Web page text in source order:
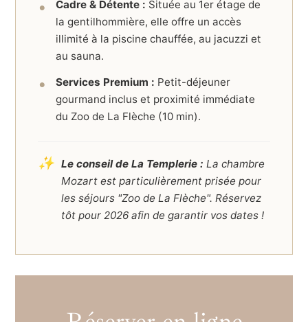
Cadre & Détente : Située au 1er étage de
la gentilhommière, elle offre un accès
illimité à la piscine chauffée, au jacuzzi et
au sauna.
Services Premium : Petit-déjeuner
gourmand inclus et proximité immédiate
du Zoo de La Flèche (10 min).
✨ Le conseil de La Templerie : La chambre
Mozart est particulièrement prisée pour
les séjours "Zoo de La Flèche". Réservez
tôt pour 2026 afin de garantir vos dates !